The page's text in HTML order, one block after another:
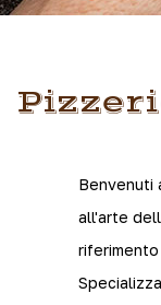
Benvenuti
all'arte